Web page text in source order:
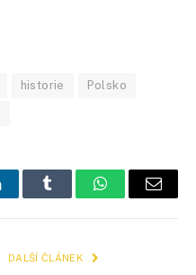
historie Polsko
Tumblr WhatsApp
E-
DALŠÍ ČLÁNEK